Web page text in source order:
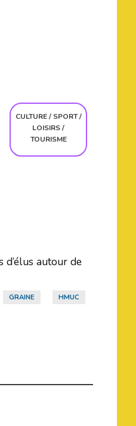
CULTURE / SPORT /
LOISIRS /
TOURISME
d’élus autour de
GRAINE HMUC